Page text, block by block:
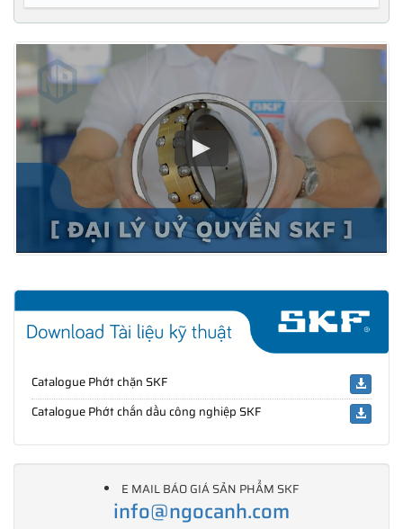
Catalogue Phớt chặn SKF
Catalogue Phớt chắn dầu công nghiệp SKF
E MAIL BÁO GIÁ SẢN PHẨM SKF
info@ngocanh.com